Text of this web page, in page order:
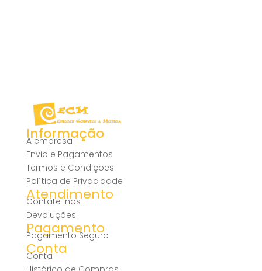
Informação
A empresa
Envio e Pagamentos
Termos e Condições
Política de Privacidade
Atendimento
Contate-nos
Devoluções
Pagamento
Pagamento Seguro
Conta
Conta